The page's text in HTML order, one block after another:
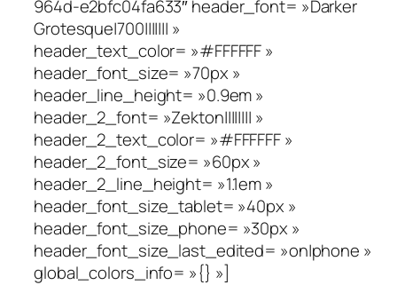
964d-e2bfc04fa633″ header_font= »Darker
Grotesque|700||||||| »
header_text_color= »#FFFFFF »
header_font_size= »70px »
header_line_height= »0.9em »
header_2_font= »Zekton|||||||| »
header_2_text_color= »#FFFFFF »
header_2_font_size= »60px »
header_2_line_height= »1.1em »
header_font_size_tablet= »40px »
header_font_size_phone= »30px »
header_font_size_last_edited= »on|phone »
global_colors_info= »{} »]